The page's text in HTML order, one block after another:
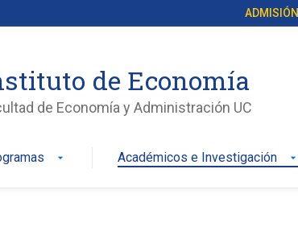
ADMISIÓN
de Economía
de Economía y Administración UC
arrow_drop_down Académicos e Investigación arrow_drop_down